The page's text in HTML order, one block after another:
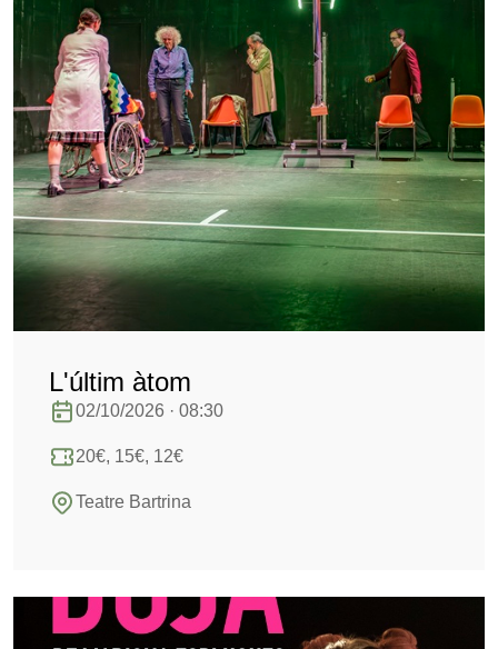
L'últim àtom
02/10/2026 · 08:30
20€, 15€, 12€
Teatre Bartrina